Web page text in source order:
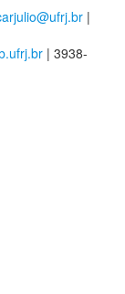
|
| 3938-